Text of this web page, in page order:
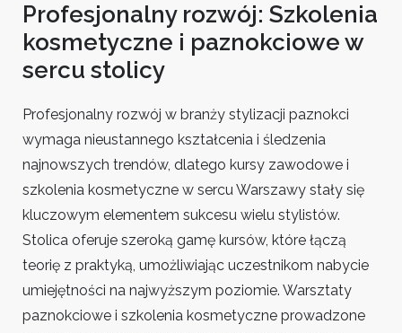
Profesjonalny rozwój: Szkolenia
kosmetyczne i paznokciowe w
sercu stolicy
Profesjonalny rozwój w branży stylizacji paznokci
wymaga nieustannego kształcenia i śledzenia
najnowszych trendów, dlatego kursy zawodowe i
szkolenia kosmetyczne w sercu Warszawy stały się
kluczowym elementem sukcesu wielu stylistów.
Stolica oferuje szeroką gamę kursów, które łączą
teorię z praktyką, umożliwiając uczestnikom nabycie
umiejętności na najwyższym poziomie. Warsztaty
paznokciowe i szkolenia kosmetyczne prowadzone